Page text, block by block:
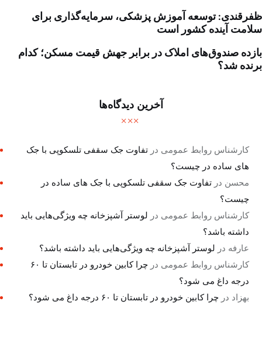
ظفرقندی: توسعه آموزش پزشکی، سرمایه‌گذاری برای
سلامت آینده کشور است
بازده صندوق‌های املاک در برابر جهش قیمت مسکن؛ کدام
برنده شد؟
آخرین دیدگاه‌ها
کارشناس روابط عمومی درتفاوت جک سقفی تلسکوپی با جک
های ساده در چیست؟
محسن درتفاوت جک سقفی تلسکوپی با جک های ساده در
چیست؟
کارشناس روابط عمومی در لوستر آشپزخانه چه ویژگی‌هایی باید
داشته باشد؟
عارفه در لوستر آشپزخانه چه ویژگی‌هایی باید داشته باشد؟
کارشناس روابط عمومی در
چرا کابین خودرو در تابستان تا ۶۰
درجه داغ می شود؟
بهزاد درچرا کابین خودرو در تابستان تا ۶۰ درجه داغ می شود؟